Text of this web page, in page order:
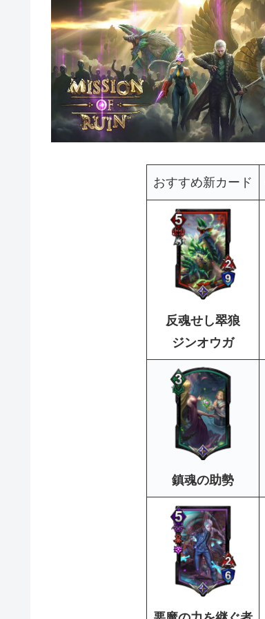
おすすめ新カード
反魂せし翠狼
ジンオウガ
鎮魂の助勢